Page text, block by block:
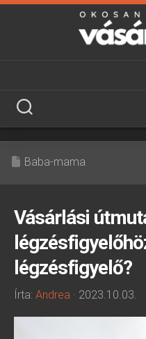
Skip
Baba-mama
Vásárlási
légzésfigyelő?
Írta: Andrea · 2023.10.03.